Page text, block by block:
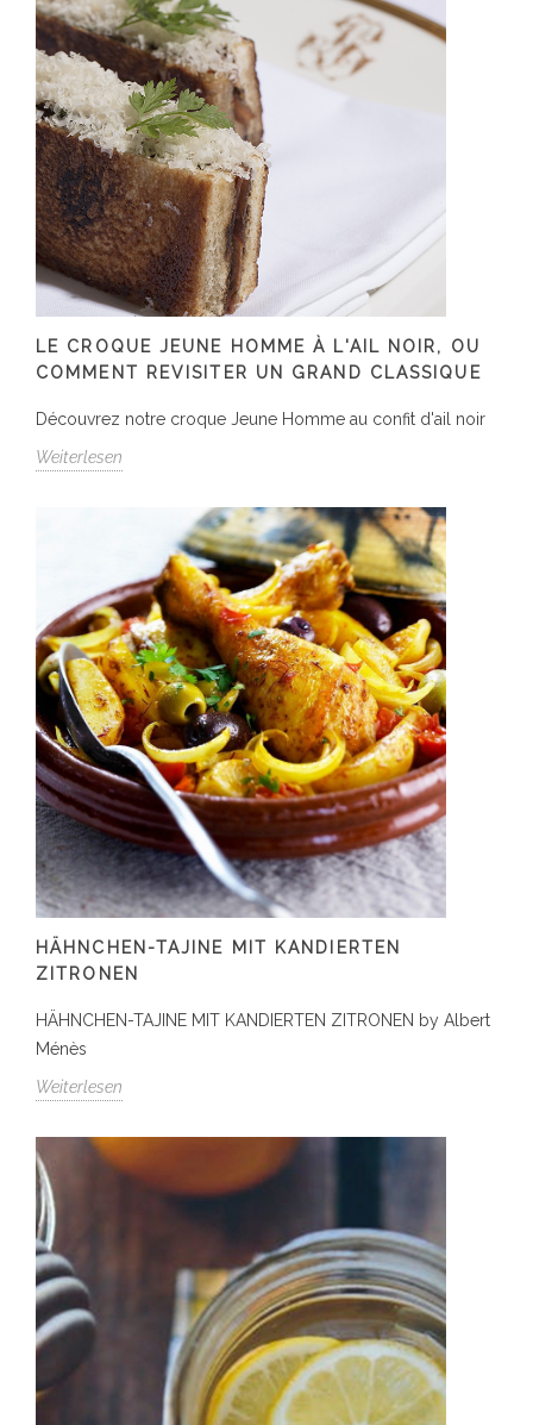
LE CROQUE JEUNE HOMME À L'AIL NOIR, OU
COMMENT REVISITER UN GRAND CLASSIQUE
Découvrez notre croque Jeune Homme au confit d'ail noir
Weiterlesen
HÄHNCHEN-TAJINE MIT KANDIERTEN
ZITRONEN
HÄHNCHEN-TAJINE MIT KANDIERTEN ZITRONEN by Albert
Ménès
Weiterlesen